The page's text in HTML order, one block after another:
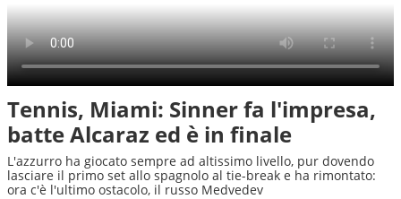
Tennis, Miami: Sinner fa l'impresa,
batte Alcaraz ed è in finale
L'azzurro ha giocato sempre ad altissimo livello, pur dovendo
lasciare il primo set allo spagnolo al tie-break e ha rimontato:
ora c'è l'ultimo ostacolo, il russo Medvedev